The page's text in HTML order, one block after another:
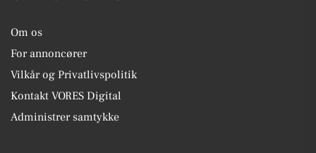
Om os
For annoncører
Vilkår og Privatlivspolitik
Kontakt VORES Digital
Administrer samtykke